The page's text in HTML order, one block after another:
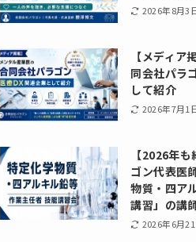
2026年8月3
【メディア
同会社パラ
して紹介
2026年7月1
【2026年
ゴン代表医
物質・四ア
講習」の講
2026年6月